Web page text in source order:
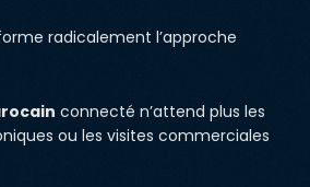
radicalement l’approche
connecté n’attend plus les
ou les visites commerciales